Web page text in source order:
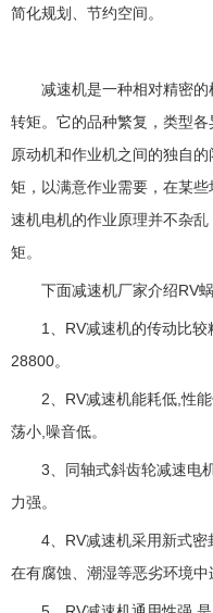
简化规划、节约空间。
减速机是一种相对精密
转矩。它的品种繁复，类型
原动机和作业机之间的独自
矩，以满意作业需要，在某
速机电机的作业原理并不杂
矩。
下面减速机厂家介绍RV
1、RV减速机的传动比
28800。
2、RV减速机能耗低,性
荡小,噪音低。
3、同轴式斜齿轮减速电
力强。
4、RV减速机采用新式
在有腐蚀、潮湿等恶劣环境中